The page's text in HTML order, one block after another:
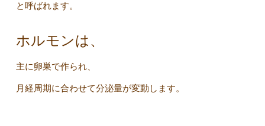
と呼ばれます。
ホルモンは、
主に卵巣で作られ、
月経周期に合わせて分泌量が変動します。